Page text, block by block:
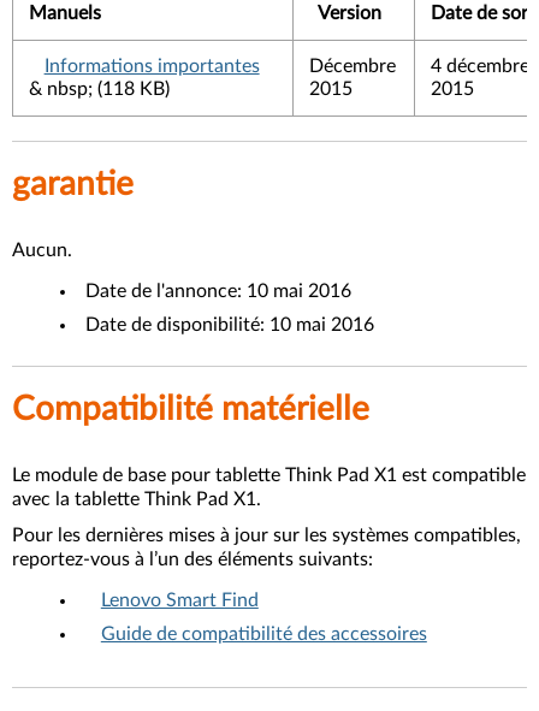
Manuels Version Date de
Informations importantes
& nbsp; (118 KB)
Décembre
2015
4 décembre
2015
garantie
Aucun.
Date de l'annonce: 10 mai 2016
Date de disponibilité: 10 mai 2016
Compatibilité matérielle
Le module de base pour tablette Think Pad X1 est compatible
avec la tablette Think Pad X1.
Pour les dernières mises à jour sur les systèmes compatibles,
reportez-vous à l’un des éléments suivants:
Lenovo Smart Find
Guide de compatibilité des accessoires